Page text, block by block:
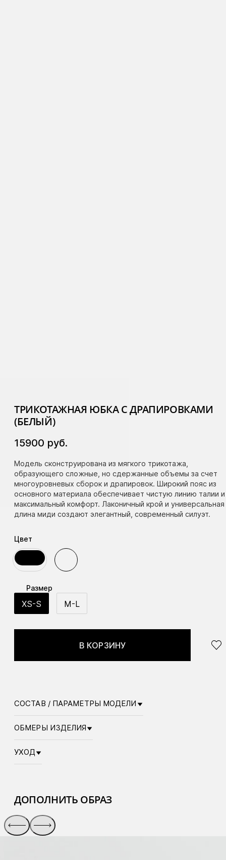
ТРИКОТАЖНАЯ ЮБКА С ДРАПИРОВКАМИ
(БЕЛЫЙ)
15900 руб.
Модель сконструирована из мягкого трикотажа,
образующего сложные, но сдержанные объемы за счет
многоуровневых сборок и драпировок. Широкий пояс из
основного материала обеспечивает чистую линию талии и
максимальный комфорт. Лаконичный крой и универсальная
длина миди создают элегантный, современный силуэт.
Цвет
Размер
XS-S M-L
В КОРЗИНУ
СОСТАВ / ПАРАМЕТРЫ МОДЕЛИ
ОБМЕРЫ ИЗДЕЛИЯ
УХОД
ДОПОЛНИТЬ ОБРАЗ